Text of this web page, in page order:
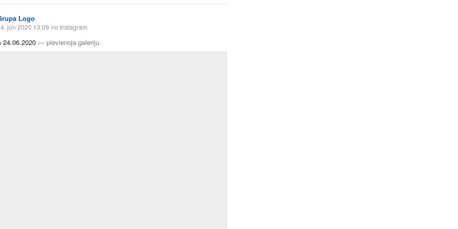
Logo
jūn 2020 13:09 no Instagram
24.06.2020 — pievienoja galeriju